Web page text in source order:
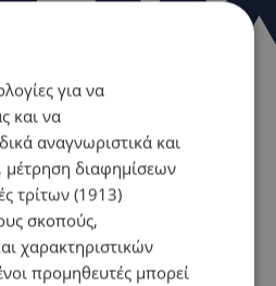
για να
και να
αναγνωριστικά και
μέτρηση διαφημίσεων
τρίτων (1913)
σκοπούς,
χαρακτηριστικών
προμηθευτές μπορεί